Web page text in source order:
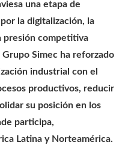
una etapa de
la digitalización, la
presión competitiva
Simec ha reforzado
industrial con el
productivos, reducir
su posición en los
participa,
Latina y Norteamérica.